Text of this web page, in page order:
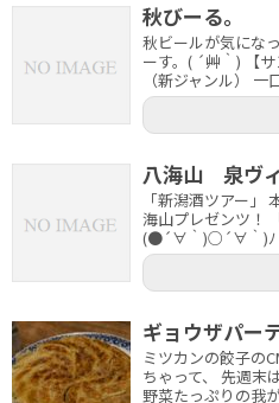
秋びーる。
秋ビールが気にな
ーす。( ´艸｀) 【
（新ジャンル）
八海山 泉ヴ
「新潟酒ツアー」
海山プレゼンツ！
(●´∀｀)○´∀｀)ﾉ
ギョウザパー
ミツカンの餃子の
ちゃって、 先週末
野菜たっぷりの我